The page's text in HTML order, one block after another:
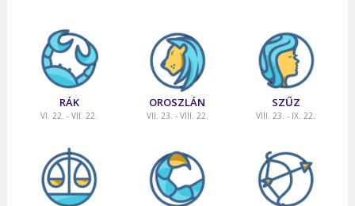
RÁK
VI. 22. - VII. 22.
OROSZLÁN
VII. 23. - VIII. 22.
SZŰZ
VIII. 23. - IX. 22.